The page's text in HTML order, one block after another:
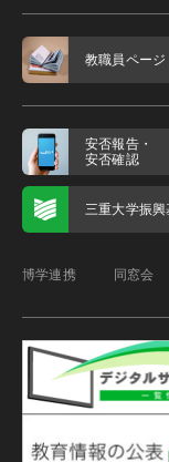
教職員ページ
安否報告・
安否確認
三重大学振興
博学連携 同窓会